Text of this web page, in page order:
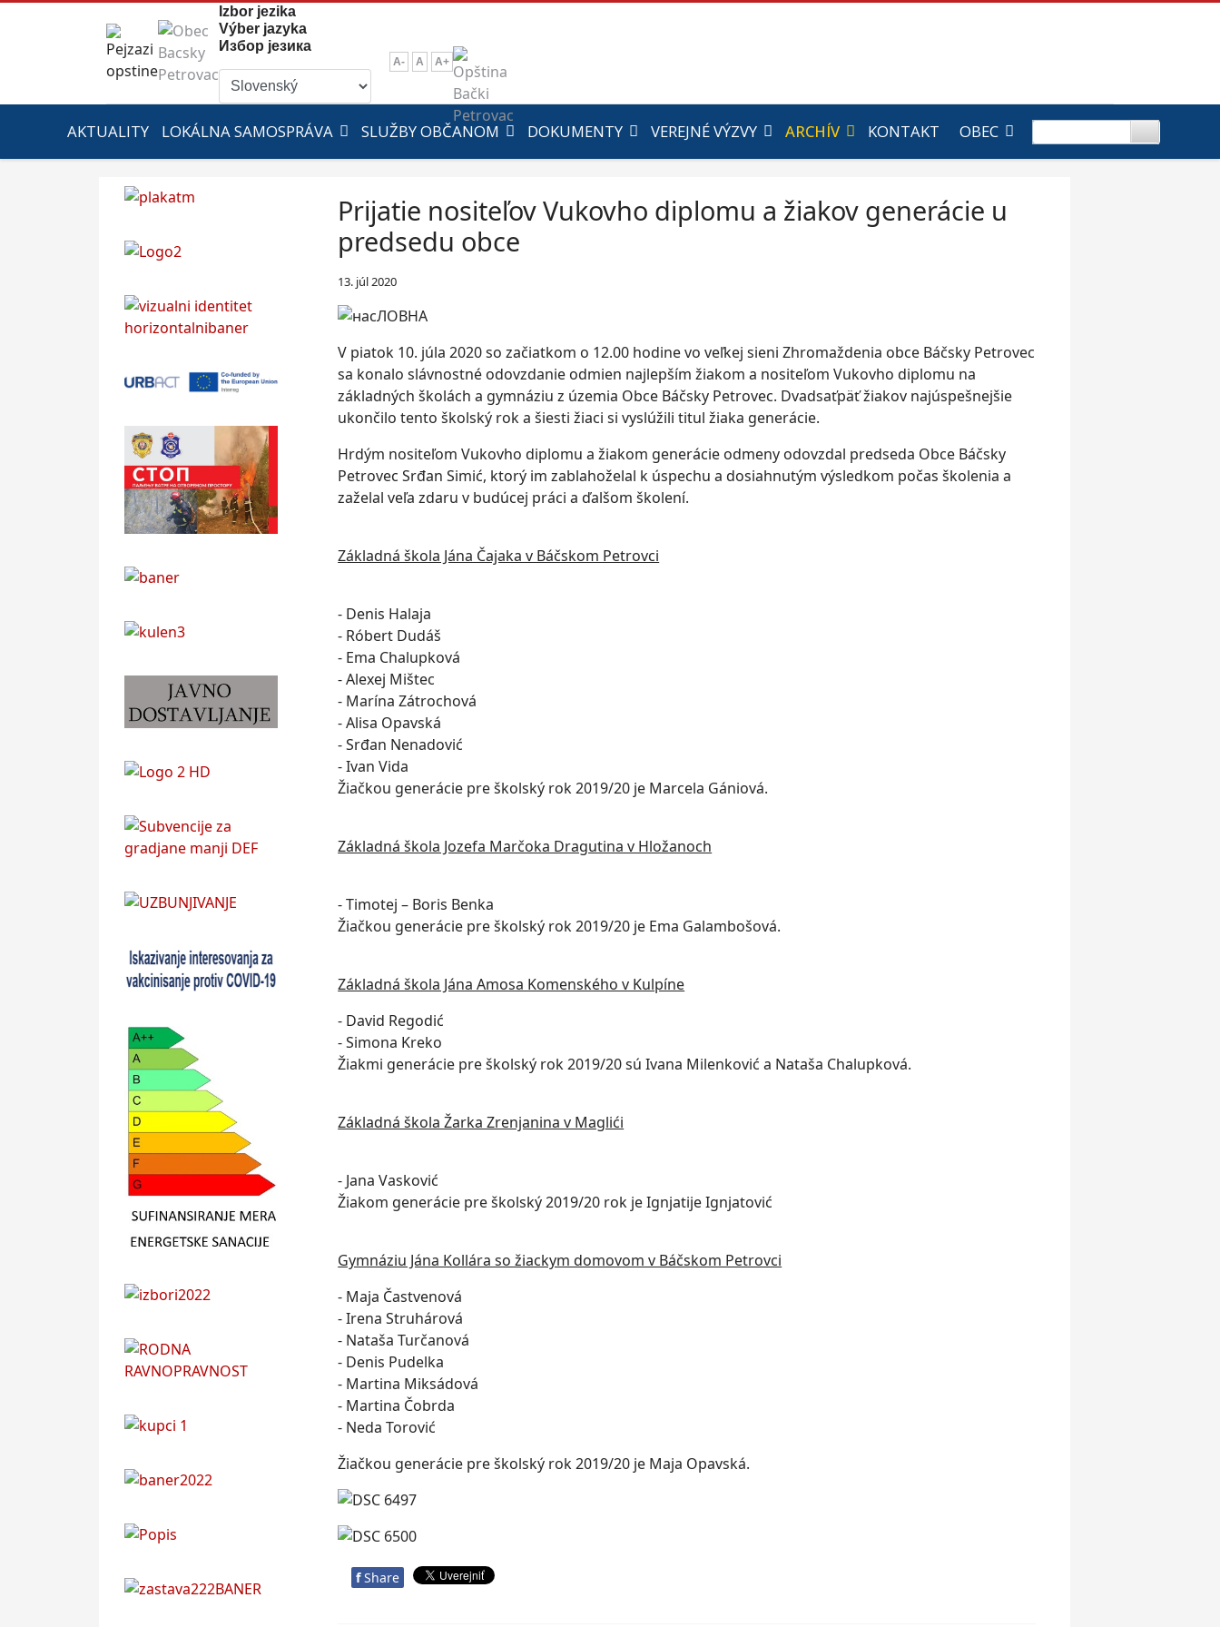
Izbor jezika
Výber jazyka
Избор језика
A- A A+
AKTUALITY LOKÁLNA SAMOSPRÁVA SLUŽBY OBČANOM DOKUMENTY VEREJNÉ VÝZVY ARCHÍV KONTAKT OBEC
Prijatie nositeľov Vukovho diplomu a žiakov generácie u
predsedu obce
13. júl 2020
V piatok 10. júla 2020 so začiatkom o 12.00 hodine vo veľkej sieni Zhromaždenia obce Báčsky Petrovec
sa konalo slávnostné odovzdanie odmien najlepším žiakom a nositeľom Vukovho diplomu na
základných školách a gymnáziu z územia Obce Báčsky Petrovec. Dvadsaťpäť žiakov najúspešnejšie
ukončilo tento školský rok a šiesti žiaci si vyslúžili titul žiaka generácie.
Hrdým nositeľom Vukovho diplomu a žiakom generácie odmeny odovzdal predseda Obce Báčsky
Petrovec Srđan Simić, ktorý im zablahoželal k úspechu a dosiahnutým výsledkom počas školenia a
zaželal veľa zdaru v budúcej práci a ďalšom školení.
Základná škola Jána Čajaka v Báčskom Petrovci
- Denis Halaja
- Róbert Dudáš
- Ema Chalupková
- Alexej Mištec
- Marína Zátrochová
- Alisa Opavská
- Srđan Nenadović
- Ivan Vida
Žiačkou generácie pre školský rok 2019/20 je Marcela Gániová.
Základná škola Jozefa Marčoka Dragutina v Hložanoch
- Timotej – Boris Benka
Žiačkou generácie pre školský rok 2019/20 je Ema Galambošová.
Základná škola Jána Amosa Komenského v Kulpíne
- David Regodić
- Simona Kreko
Žiakmi generácie pre školský rok 2019/20 sú Ivana Milenković a Nataša Chalupková.
Základná škola Žarka Zrenjanina v Maglići
- Jana Vasković
Žiakom generácie pre školský 2019/20 rok je Ignjatije Ignjatović
Gymnáziu Jána Kollára so žiackym domovom v Báčskom Petrovci
- Maja Častvenová
- Irena Struhárová
- Nataša Turčanová
- Denis Pudelka
- Martina Miksádová
- Martina Čobrda
- Neda Torović
Žiačkou generácie pre školský rok 2019/20 je Maja Opavská.
f Share